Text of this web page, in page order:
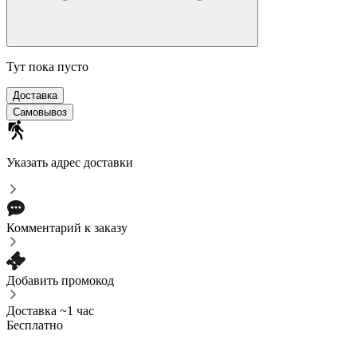
Тут пока пусто
Доставка
Самовывоз
Указать адрес доставки
Комментарий к заказу
Добавить промокод
Доставка ~1 час
Бесплатно